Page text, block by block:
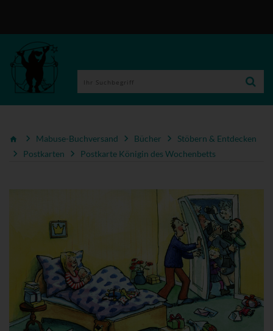
Mabuse-Buchversand Bücher
Stöbern & Entdecken
Postkarten
Postkarte Königin des Wochenbetts